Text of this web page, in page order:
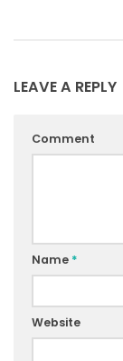
LEAVE A REPLY
Comment
Name *
Website